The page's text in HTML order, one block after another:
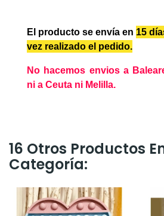
El producto se envía en 15
vez realizado el pedido.
No hacemos envios a
ni a Ceuta ni Melilla.
16 Otros Productos
Categoría: